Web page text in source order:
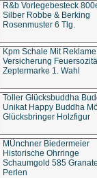
R&b Vorlegebesteck
Silber Robbe & Berking
Rosenmuster 6 Tlg.
Kpm Schale Mit Reklame
Versicherung
Zeptermarke 1. Wahl
Toller Glücksbuddha
Unikat Happy Buddha
Glücksbringer Holzfigur
MÜnchner Biedermeier
Historische Ohrringe
Schaumgold 585
Perlen